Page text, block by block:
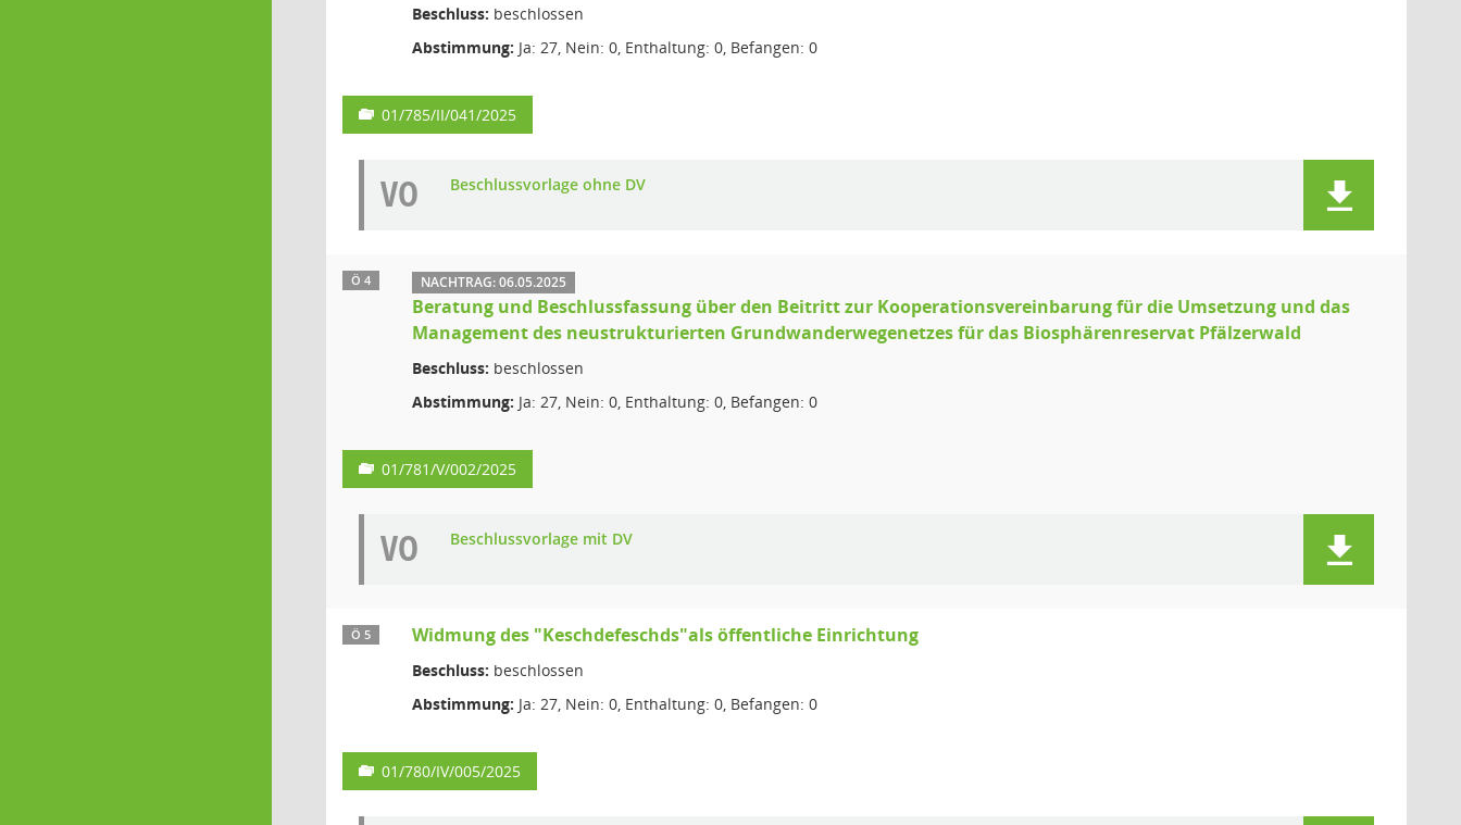
Beschluss: beschlossen
Abstimmung: Ja: 27, Nein: 0, Enthaltung: 0, Befangen: 0
01/785/II/041/2025
VO Beschlussvorlage ohne DV
Ö 4 NACHTRAG: 06.05.2025
Beratung und Beschlussfassung über den Beitritt zur Kooperationsvereinbarung für die Umsetzung und das
Management des neustrukturierten Grundwanderwegenetzes für das Biosphärenreservat Pfälzerwald
Beschluss: beschlossen
Abstimmung: Ja: 27, Nein: 0, Enthaltung: 0, Befangen: 0
01/781/V/002/2025
VO Beschlussvorlage mit DV
Ö 5 Widmung des "Keschdefeschds"als öffentliche Einrichtung
Beschluss: beschlossen
Abstimmung: Ja: 27, Nein: 0, Enthaltung: 0, Befangen: 0
01/780/IV/005/2025